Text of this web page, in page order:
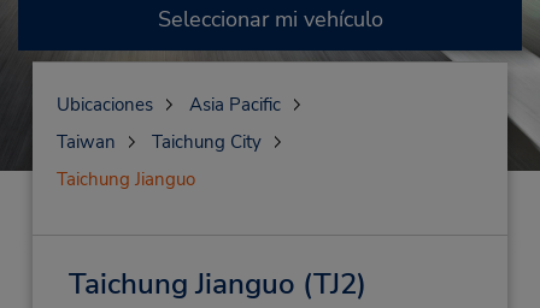
Seleccionar mi vehículo
Ubicaciones
Asia Pacific
Taiwan
Taichung City
Taichung Jianguo
Taichung Jianguo (TJ2)